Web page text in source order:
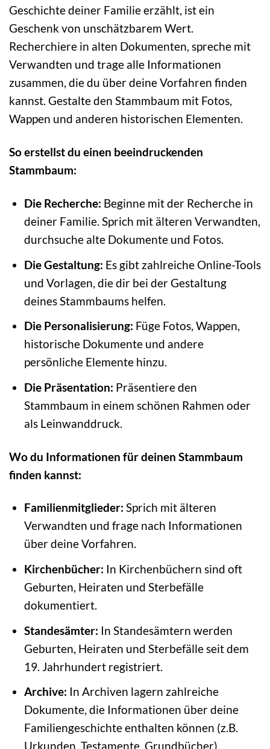
Geschichte deiner Familie erzählt, ist ein
Geschenk von unschätzbarem Wert.
Recherchiere in alten Dokumenten, spreche mit
Verwandten und trage alle Informationen
zusammen, die du über deine Vorfahren finden
kannst. Gestalte den Stammbaum mit Fotos,
Wappen und anderen historischen Elementen.
So erstellst du einen beeindruckenden
Stammbaum:
Die Recherche: Beginne mit der Recherche in
deiner Familie. Sprich mit älteren Verwandten,
durchsuche alte Dokumente und Fotos.
Die Gestaltung: Es gibt zahlreiche Online-Tools
und Vorlagen, die dir bei der Gestaltung
deines Stammbaums helfen.
Die Personalisierung: Füge Fotos, Wappen,
historische Dokumente und andere
persönliche Elemente hinzu.
Die Präsentation: Präsentiere den
Stammbaum in einem schönen Rahmen oder
als Leinwanddruck.
Wo du Informationen für deinen Stammbaum
finden kannst:
Familienmitglieder: Sprich mit älteren
Verwandten und frage nach Informationen
über deine Vorfahren.
Kirchenbücher: In Kirchenbüchern sind oft
Geburten, Heiraten und Sterbefälle
dokumentiert.
Standesämter: In Standesämtern werden
Geburten, Heiraten und Sterbefälle seit dem
19. Jahrhundert registriert.
Archive: In Archiven lagern zahlreiche
Dokumente, die Informationen über deine
Familiengeschichte enthalten können (z.B.
Urkunden, Testamente, Grundbücher).